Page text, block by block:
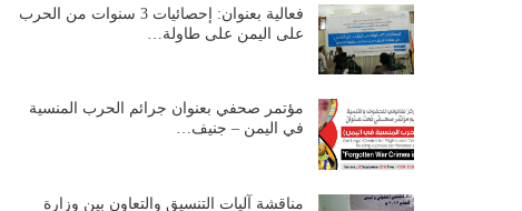
فعالية بعنوان: إحصائيات 3 سنوات من الحرب
على اليمن على طاولة…
مؤتمر صحفي بعنوان جرائم الحرب المنسية
في اليمن – جنيف…
مناقشة آليات التنسيق والتعاون بين وزارة